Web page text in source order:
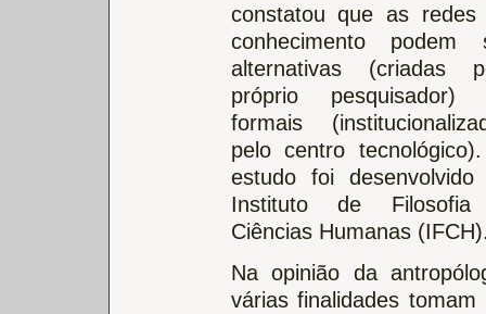
constatou que as redes
conhecimento podem
alternativas (criadas
próprio pesquisador)
formais
pelo centro
estudo foi desenvolvido
Instituto de
Ciências Humanas
Na opinião da
várias finalidades